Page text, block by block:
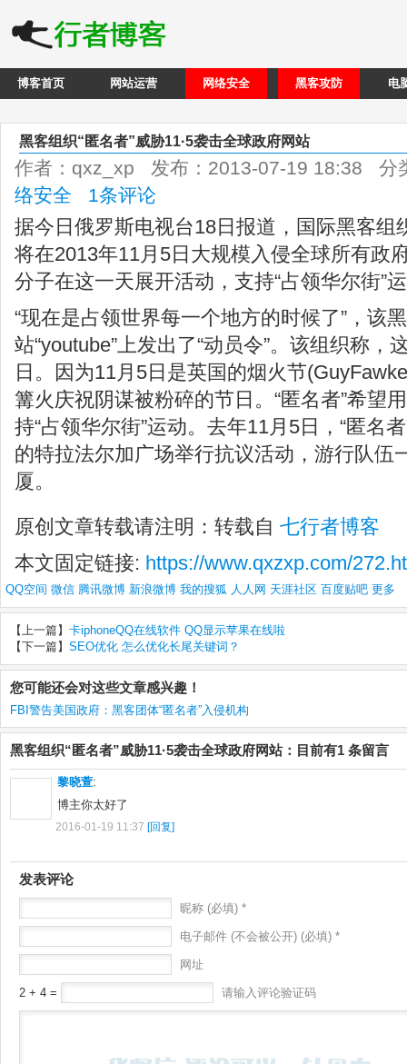
博客首页 网站运营 网络安全 黑客攻防 电
黑客组织“匿名者”威胁11·5袭击全球政府网站
作者：qxz_xp 发布：2013-07-19 18:38 分
络安全
1条评论
据今日俄罗斯电视台18日报道，国际黑客组
将在2013年11月5日大规模入侵全球所有政
分子在这一天展开活动，支持“占领华尔街”
“现在是占领世界每一个地方的时候了”，该
站“youtube”上发出了“动员令”。该组织称，
日。因为11月5日是英国的烟火节
篝火庆祝阴谋被粉碎的节日。“匿名者”希望
持“占领华尔街”运动。去年11月5日，“匿名
的特拉法尔加广场举行抗议活动，游行队伍
厦。
原创文章转载请注明：转载自 七行者博客
本文固定链接: https://www.qxzxp.com/
QQ空间 微信 腾讯微博 新浪微博 我的搜狐 人人网 天涯社区 百度贴吧 更多
【上一篇】 卡iphoneQQ在线软件 QQ显示苹果在线啦
【下一篇】 SEO优化 怎么优化长尾关键词？
您可能还会对这些文章感兴趣！
FBI警告美国政府：黑客团体“匿名者”入侵机构
黑客组织“匿名者”威胁11·5袭击全球政府网站：目前有1 条留言
黎晓萱:
博主你太好了
2016-01-19 11:37 [回复]
发表评论
昵称 (必填) *
电子邮件 (不会被公开) (必填) *
网址
2 + 4 = 请输入评论验证码